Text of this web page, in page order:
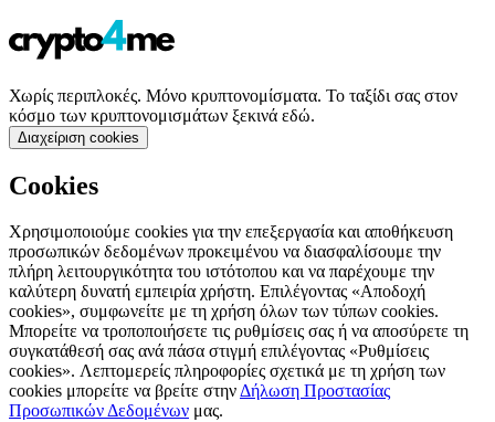
Χωρίς περιπλοκές. Μόνο κρυπτονομίσματα. Το ταξίδι σας στον
κόσμο των κρυπτονομισμάτων ξεκινά εδώ.
Διαχείριση cookies
Cookies
Χρησιμοποιούμε cookies για την επεξεργασία και αποθήκευση
προσωπικών δεδομένων προκειμένου να διασφαλίσουμε την
πλήρη λειτουργικότητα του ιστότοπου και να παρέχουμε την
καλύτερη δυνατή εμπειρία χρήστη. Επιλέγοντας «Αποδοχή
cookies», συμφωνείτε με τη χρήση όλων των τύπων cookies.
Μπορείτε να τροποποιήσετε τις ρυθμίσεις σας ή να αποσύρετε τη
συγκατάθεσή σας ανά πάσα στιγμή επιλέγοντας «Ρυθμίσεις
cookies». Λεπτομερείς πληροφορίες σχετικά με τη χρήση των
cookies μπορείτε να βρείτε στηνΔήλωση Προστασίας
Προσωπικών Δεδομένων μας.